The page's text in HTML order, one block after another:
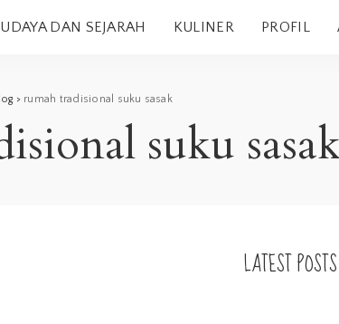
DAN SEJARAH KULINER PROFIL
> rumah tradisional suku sasak
suku
LATEST POSTS